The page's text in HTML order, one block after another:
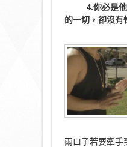
4.你必是他
的一切，卻沒有
兩口子若要牽手